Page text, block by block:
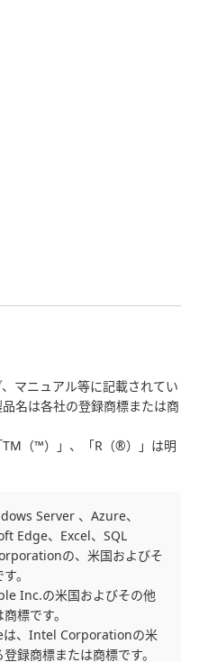
マニュアル等に記載されてい
名は各社の登録商標または商
（™）」、「R（®）」は明
Server 、Azure、
Edge、Excel、SQL
の、米国およびそ
。
Inc.の米国およびその他
標です。
は、Intel Corporationの米
録商標または商標です。